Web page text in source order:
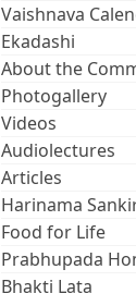
Vaishnava
Ekadashi
About the
Photogallery
Videos
Audiolectures
Articles
Harinama
Food for Life
Prabhupada
Bhakti Lata